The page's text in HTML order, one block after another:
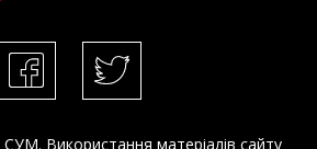
Використання матеріалів сайту